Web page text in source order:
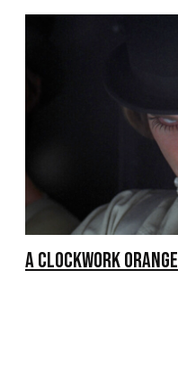
A CLOCKWORK ORANGE